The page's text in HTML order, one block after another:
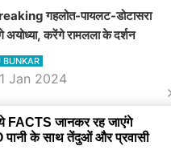
गहलोत-पायलट-डोटासरा
अयोध्या, करेंगे रामलला के दर्शन
BUNKAR
Jan 2024
तंज कसने वाली Congress ने
नहीं किया नेता प्रतिपक्ष, जानें